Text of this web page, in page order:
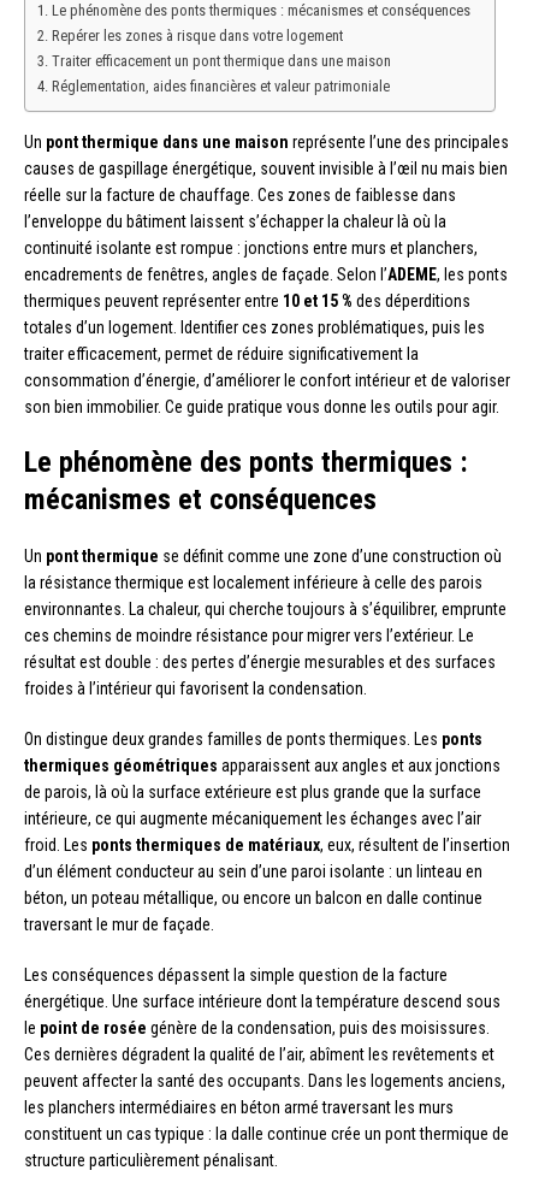
Le phénomène des ponts thermiques : mécanismes et conséquences
Repérer les zones à risque dans votre logement
Traiter efficacement un pont thermique dans une maison
Réglementation, aides financières et valeur patrimoniale
Un pont thermique dans une maison représente l’une des principales
causes de gaspillage énergétique, souvent invisible à l’œil nu mais bien
réelle sur la facture de chauffage. Ces zones de faiblesse dans
l’enveloppe du bâtiment laissent s’échapper la chaleur là où la
continuité isolante est rompue : jonctions entre murs et planchers,
encadrements de fenêtres, angles de façade. Selon l’ADEME, les ponts
thermiques peuvent représenter entre 10 et 15 % des déperditions
totales d’un logement. Identifier ces zones problématiques, puis les
traiter efficacement, permet de réduire significativement la
consommation d’énergie, d’améliorer le confort intérieur et de valoriser
son bien immobilier. Ce guide pratique vous donne les outils pour agir.
Le phénomène des ponts thermiques :
mécanismes et conséquences
Un pont thermique se définit comme une zone d’une construction où
la résistance thermique est localement inférieure à celle des parois
environnantes. La chaleur, qui cherche toujours à s’équilibrer, emprunte
ces chemins de moindre résistance pour migrer vers l’extérieur. Le
résultat est double : des pertes d’énergie mesurables et des surfaces
froides à l’intérieur qui favorisent la condensation.
On distingue deux grandes familles de ponts thermiques. Les ponts
thermiques géométriques apparaissent aux angles et aux jonctions
de parois, là où la surface extérieure est plus grande que la surface
intérieure, ce qui augmente mécaniquement les échanges avec l’air
froid. Les ponts thermiques de matériaux, eux, résultent de l’insertion
d’un élément conducteur au sein d’une paroi isolante : un linteau en
béton, un poteau métallique, ou encore un balcon en dalle continue
traversant le mur de façade.
Les conséquences dépassent la simple question de la facture
énergétique. Une surface intérieure dont la température descend sous
le point de rosée génère de la condensation, puis des moisissures.
Ces dernières dégradent la qualité de l’air, abîment les revêtements et
peuvent affecter la santé des occupants. Dans les logements anciens,
les planchers intermédiaires en béton armé traversant les murs
constituent un cas typique : la dalle continue crée un pont thermique de
structure particulièrement pénalisant.